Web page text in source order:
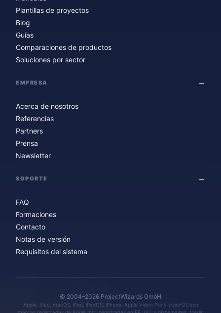
Plantillas de proyectos
Blog
Guías
Comparaciones de productos
Soluciones por sector
EMPRESA
Acerca de nosotros
Referencias
Partners
Prensa
Newsletter
SOPORTE
FAQ
Formaciones
Contacto
Notas de versión
Requisitos del sistema
© 2004–2026 ProjectWizards GmbH
Apple, Mac, macOS, iPad, iPadOS, iPhone, Apple Vision Pro y visionOS son
marcas registradas de Apple Inc., registradas en EE. UU. y otros países. Merlin